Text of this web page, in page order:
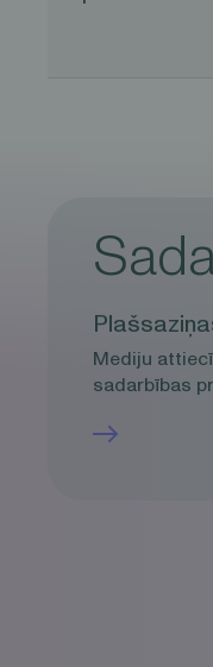
Mediju
sadarbības